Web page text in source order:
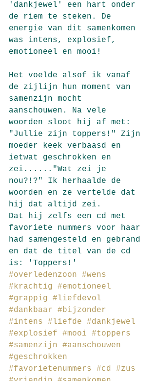
'dankjewel' een hart onder
de riem te steken. De
energie van dit samenkomen
was intens, explosief,
emotioneel en mooi!
Het voelde alsof ik vanaf
de zijlijn hun moment van
samenzijn mocht
aanschouwen. Na vele
woorden sloot hij af met:
"Jullie zijn toppers!" Zijn
moeder keek verbaasd en
ietwat geschrokken en
zei......"Wat zei je
nou?!?" Ik herhaalde de
woorden en ze vertelde dat
hij dat altijd zei.
Dat hij zelfs een cd met
favoriete nummers voor haar
had samengesteld en gebrand
en dat de titel van de cd
is: 'Toppers!'
#overledenzoon
#wens
#krachtig
#emotioneel
#grappig
#liefdevol
#dankbaar
#bijzonder
#intens
#liefde
#dankjewel
#explosief
#mooi
#toppers
#samenzijn
#aanschouwen
#geschrokken
#favorietenummers
#cd
#zus